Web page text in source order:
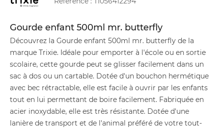
Gourde enfant 500ml mr. butterfly
Découvrez la Gourde enfant 500ml mr. butterfly de la
marque Trixie. Idéale pour emporter à l'école ou en sortie
scolaire, cette gourde peut se glisser facilement dans un
sac à dos ou un cartable. Dotée d'un bouchon hermétique
avec bec rétractable, elle est facile à ouvrir par les enfants
tout en lui permettant de boire facilement. Fabriquée en
acier inoxydable, elle est très résistante. Dotée d'une
lanière de transport et de l'animal préféré de votre tout-